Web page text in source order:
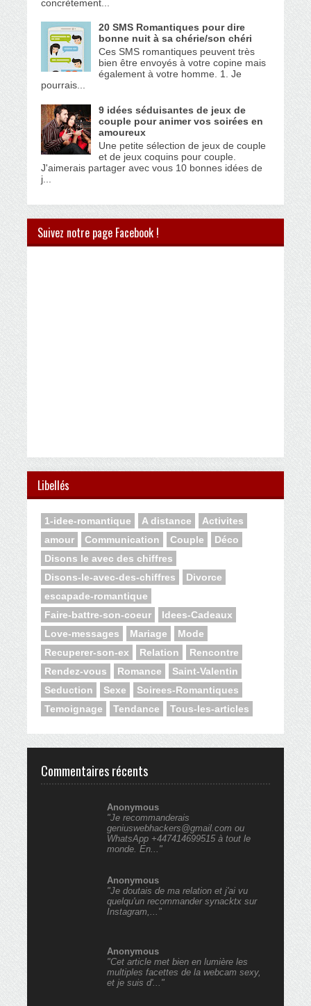
concrètement...
20 SMS Romantiques pour dire
bonne nuit à sa chérie/son chéri
Ces SMS romantiques peuvent très
bien être envoyés à votre copine mais
également à votre homme. 1. Je
pourrais...
9 idées séduisantes de jeux de
couple pour animer vos soirées en
amoureux
Une petite sélection de jeux de couple
et de jeux coquins pour couple.
J'aimerais partager avec vous 10 bonnes idées de
j...
Suivez notre page Facebook !
Libellés
1-idee-romantique A distance
Activites
amour
Communication Couple
Déco
Disons le avec des chiffres
Disons-le-avec-des-chiffres
Divorce
escapade-romantique
Faire-battre-son-coeur
Idees-Cadeaux
Love-messages
Mariage
Mode
Recuperer-son-ex
Relation
Rencontre
Rendez-vous
Romance
Saint-Valentin
Seduction
Sexe
Soirees-Romantiques
Temoignage
Tendance Tous-les-articles
Commentaires récents
Anonymous
"Je recommanderais
geniuswebhackers@gmail.com ou
WhatsApp +447414699515 à tout le
monde. En..."
Anonymous
"Je doutais de ma relation et j'ai vu
quelqu'un recommander synacktx sur
Instagram,..."
Anonymous
"Cet article met bien en lumière les
multiples facettes de la webcam sexy,
et je suis d'..."